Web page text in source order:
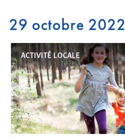
29 octobre 2022
ACTIVITÉ LOCALE